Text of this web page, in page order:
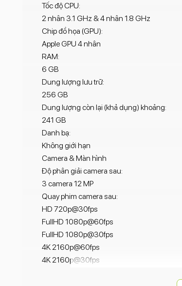
Tốc độ CPU:
2 nhân 3.1 GHz & 4 nhân 1.8 GHz
Chip đồ họa (GPU):
Apple GPU 4 nhân
RAM:
6 GB
Dung lượng lưu trữ:
256 GB
Dung lượng còn lại (khả dụng) khoảng:
241 GB
Danh bạ:
Không giới hạn
Camera & Màn hình
Độ phân giải camera sau:
3 camera 12 MP
Quay phim camera sau:
HD 720p@30fps
FullHD 1080p@60fps
FullHD 1080p@30fps
4K 2160p@60fps
4K 2160p@30fps